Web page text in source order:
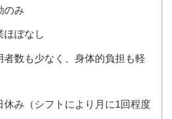
のみ
ほぼなし
者数も少なく、身体的負担も軽
休み（シフトにより月に1回程度